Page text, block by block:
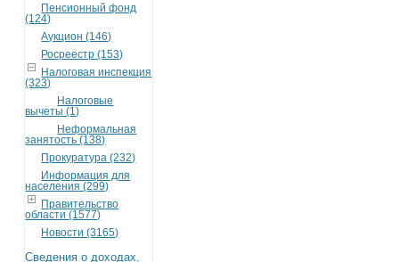
Пенсионный фонд
(124)
Аукцион (146)
Росреестр (153)
Налоговая инспекция
(323)
Налоговые
вычеты (1)
Неформальная
занятость (138)
Прокуратура (232)
Информация для
населения (299)
Правительство
области (1577)
Новости (3165)
Сведения о доходах,